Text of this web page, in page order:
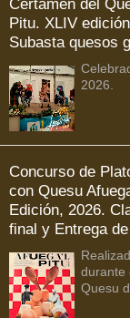
Certamen del
Pitu. XLIV
Subasta quesos
2026.
Concurso de
con Quesu
Edición, 2026.
final y Entrega
durante
Quesu